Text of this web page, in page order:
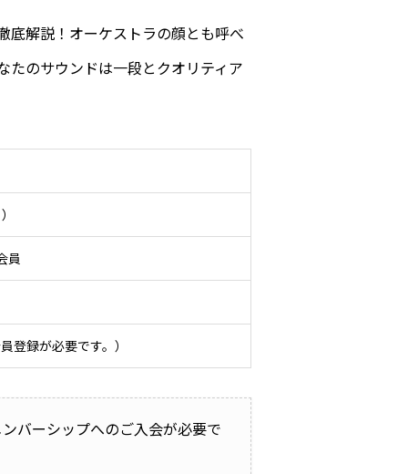
底解説！オーケストラの顔とも呼べ
たのサウンドは一段とクオリティア
員
登録が必要です。）
バーシップへのご入会が必要で